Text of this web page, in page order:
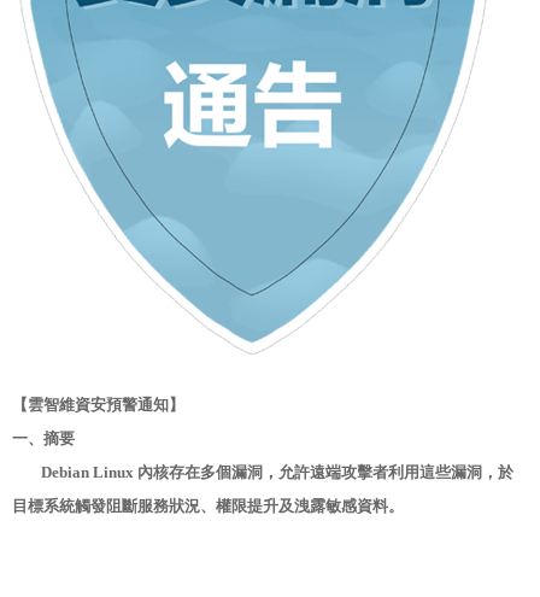
【雲智維資安預警通知】
一、摘要
Debian Linux 內核存在多個漏洞，允許遠端攻擊者利用這些漏洞，於
目標系統觸發阻斷服務狀況、權限提升及洩露敏感資料。